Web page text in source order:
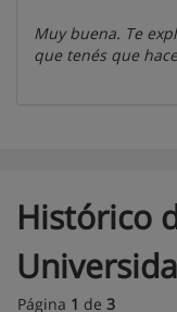
Muy buena. Te
que tenés que
Histórico
Página 1 de 3